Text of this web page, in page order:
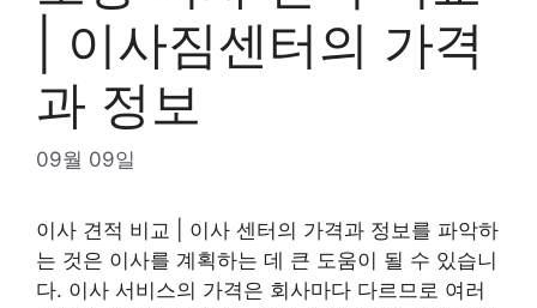
| 이사짐센터의 가격
과 정보
09월 09일
이사 견적 비교 | 이사 센터의 가격과 정보를 파악하
는 것은 이사를 계획하는 데 큰 도움이 될 수 있습니
다. 이사 서비스의 가격은 회사마다 다르므로 여러